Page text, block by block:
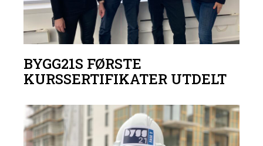
BYGG21S FØRSTE
KURSSERTIFIKATER UTDELT